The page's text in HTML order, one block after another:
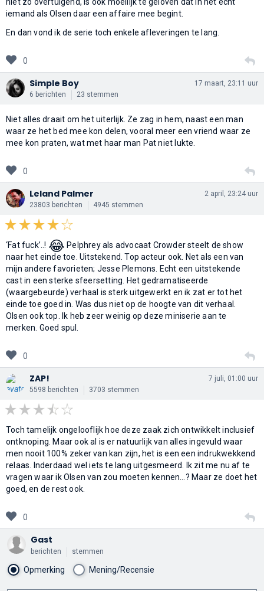
iemand als Olsen daar een affaire mee begint.
En dan vond ik de serie toch enkele afleveringen te lang.
0
Simple Boy
6 berichten 23 stemmen
17 maart, 23:11 uur
Niet alles draait om het uiterlijk. Ze zag in hem, naast een man
waar ze het bed mee kon delen, vooral meer een vriend waar ze
mee kon praten, wat met haar man Pat niet lukte.
0
Leland Palmer
23803 berichten 4945 stemmen
2 april, 23:24 uur
‘Fat fuck’..! 😂 Pelphrey als advocaat Crowder steelt de show
naar het einde toe. Uitstekend. Top acteur ook. Net als een van
mijn andere favorieten; Jesse Plemons. Echt een uitstekende
cast in een sterke sfeersetting. Het gedramatiseerde
(waargebeurde) verhaal is sterk uitgewerkt en ik zat er tot het
einde toe goed in. Was dus niet op de hoogte van dit verhaal.
Olsen ook top. Ik heb zeer weinig op deze miniserie aan te
merken. Goed spul.
0
ZAP!
5598 berichten 3703 stemmen
7 juli, 01:00 uur
Toch tamelijk ongelooflijk hoe deze zaak zich ontwikkelt inclusief
ontknoping. Maar ook al is er natuurlijk van alles ingevuld waar
men nooit 100% zeker van kan zijn, het is een een indrukwekkend
relaas. Inderdaad wel iets te lang uitgesmeerd. Ik zit me nu af te
vragen waar ik Olsen van zou moeten kennen…? Maar ze doet het
goed, en de rest ook.
0
Gast
berichten stemmen
Opmerking Mening/Recensie